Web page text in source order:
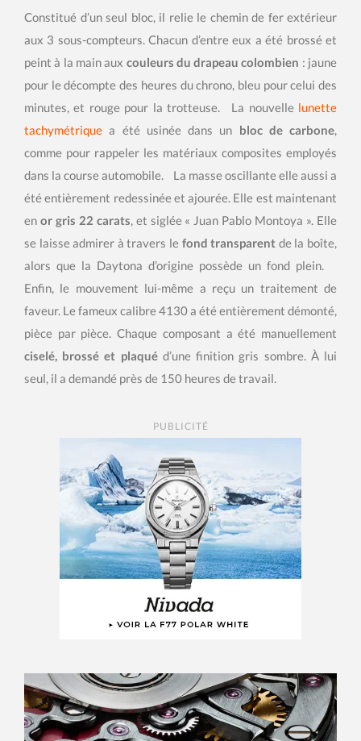
Constitué d’un seul bloc, il relie le chemin de fer extérieur
aux 3 sous-compteurs. Chacun d’entre eux a été brossé et
peint à la main aux couleurs du drapeau colombien : jaune
pour le décompte des heures du chrono, bleu pour celui des
minutes, et rouge pour la trotteuse. La nouvelle lunette
tachymétrique a été usinée dans un bloc de carbone,
comme pour rappeler les matériaux composites employés
dans la course automobile. La masse oscillante elle aussi a
été entièrement redessinée et ajourée. Elle est maintenant
en or gris 22 carats, et siglée « Juan Pablo Montoya ». Elle
se laisse admirer à travers le fond transparent de la boîte,
alors que la Daytona d’origine possède un fond plein.
Enfin, le mouvement lui-même a reçu un traitement de
faveur. Le fameux calibre 4130 a été entièrement démonté,
pièce par pièce. Chaque composant a été manuellement
ciselé, brossé et plaquéd’une finition gris sombre. À lui
seul, il a demandé près de 150 heures de travail.
PUBLICITÉ